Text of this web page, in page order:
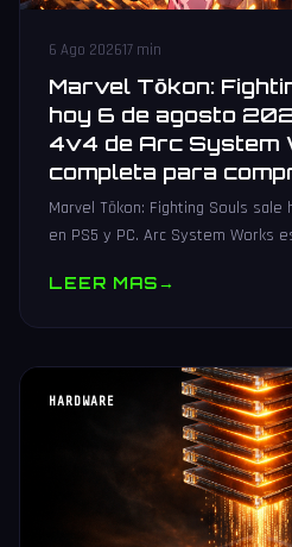
6 Ago 202617 min
Marvel Tōkon:
hoy 6 de agosto
4v4 de Arc System
completa para
Marvel Tōkon: Fighting Souls
en PS5 y PC. Arc System Works
LEER MAS→
HARDWARE